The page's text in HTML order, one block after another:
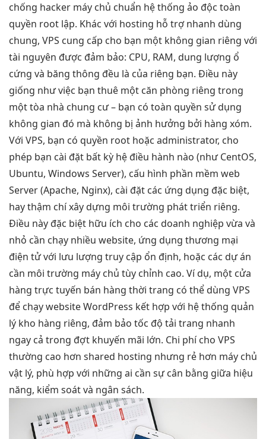
chống hacker máy chủ chuẩn hệ thống ảo độc toàn
quyền root lập. Khác với hosting hỗ trợ nhanh dùng
chung, VPS cung cấp cho bạn một không gian riêng với
tài nguyên được đảm bảo: CPU, RAM, dung lượng ổ
cứng và băng thông đều là của riêng bạn. Điều này
giống như việc bạn thuê một căn phòng riêng trong
một tòa nhà chung cư – bạn có toàn quyền sử dụng
không gian đó mà không bị ảnh hưởng bởi hàng xóm.
Với VPS, bạn có quyền root hoặc administrator, cho
phép bạn cài đặt bất kỳ hệ điều hành nào (như CentOS,
Ubuntu, Windows Server), cấu hình phần mềm web
Server (Apache, Nginx), cài đặt các ứng dụng đặc biệt,
hay thậm chí xây dựng môi trường phát triển riêng.
Điều này đặc biệt hữu ích cho các doanh nghiệp vừa và
nhỏ cần chạy nhiều website, ứng dụng thương mại
điện tử với lưu lượng truy cập ổn định, hoặc các dự án
cần môi trường máy chủ tùy chỉnh cao. Ví dụ, một cửa
hàng trực tuyến bán hàng thời trang có thể dùng VPS
để chạy website WordPress kết hợp với hệ thống quản
lý kho hàng riêng, đảm bảo tốc độ tải trang nhanh
ngay cả trong đợt khuyến mãi lớn. Chi phí cho VPS
thường cao hơn shared hosting nhưng rẻ hơn máy chủ
vật lý, phù hợp với những ai cần sự cân bằng giữa hiệu
năng, kiểm soát và ngân sách.